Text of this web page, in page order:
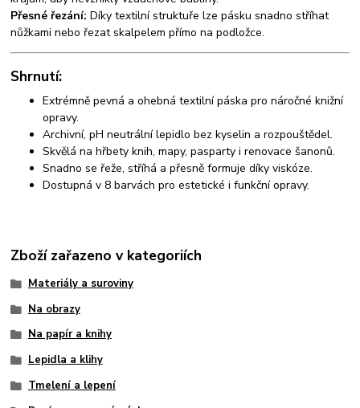
Přesné řezání: Díky textilní struktuře lze pásku snadno stříhat
nůžkami nebo řezat skalpelem přímo na podložce.
Shrnutí:
Extrémně pevná a ohebná textilní páska pro náročné knižní
opravy.
Archivní, pH neutrální lepidlo bez kyselin a rozpouštědel.
Skvělá na hřbety knih, mapy, pasparty i renovace šanonů.
Snadno se řeže, stříhá a přesně formuje díky viskóze.
Dostupná v 8 barvách pro estetické i funkční opravy.
Zboží zařazeno v kategoriích
Materiály a suroviny
Na obrazy
Na papír a knihy
Lepidla a klihy
Tmelení a lepení